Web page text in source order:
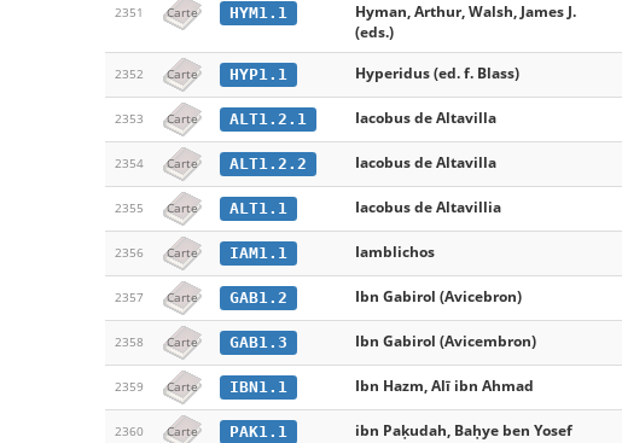
2351 Carte HYM1.1
Hyman, Arthur, Walsh, James J.
(eds.)
2352 Carte HYP1.1 Hyperidus (ed. f. Blass)
2353 Carte ALT1.2.1 Iacobus de Altavilla
2354 Carte ALT1.2.2 Iacobus de Altavilla
2355 Carte ALT1.1 Iacobus de Altavillia
2356 Carte IAM1.1 Iamblichos
2357 Carte GAB1.2 Ibn Gabirol (Avicebron)
2358 Carte GAB1.3 Ibn Gabirol (Avicembron)
2359 Carte IBN1.1 Ibn Hazm, Alī ibn Ahmad
2360 Carte PAK1.1 ibn Paḳudah, Baḥye ben Yosef